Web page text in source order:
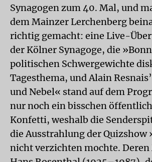
Synagogen zum 40. Mal, und
dem Mainzer Lerchenberg
richtig gemacht: eine Live-
der Kölner Synagoge, die
politischen Schwergewichte
Tagesthema, und Alain
und Nebel« stand auf dem
nur noch ein bisschen
Konfetti, weshalb die
die Ausstrahlung der
nicht verzichten mochte.